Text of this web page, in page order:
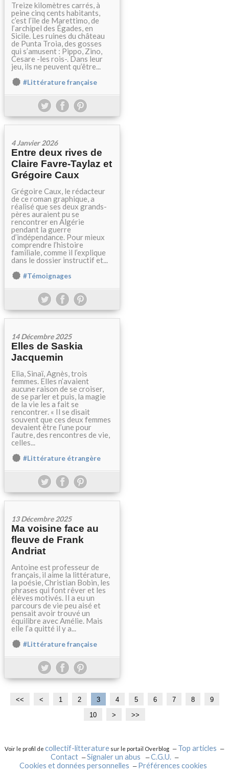
Treize kilomètres carrés, à
peine cinq cents habitants,
c’est l’île de Marettimo, de
l’archipel des Égades, en
Sicile. Les ruines du château
de Punta Troia, des gosses
qui s’amusent : Pippo, Zino,
Cesare -les rois-. Dans leur
jeu, ils ne peuvent qu’être...
#Littérature française
4 Janvier 2026
Entre deux rives de
Claire Favre-Taylaz et
Grégoire Caux
Grégoire Caux, le rédacteur
de ce roman graphique, a
réalisé que ses deux grands-
pères auraient pu se
rencontrer en Algérie
pendant la guerre
d’indépendance. Pour mieux
comprendre l’histoire
familiale, comme il l’explique
dans le dossier instructif et...
#Témoignages
14 Décembre 2025
Elles de Saskia
Jacquemin
Elia, Sinaï, Agnès, trois
femmes. Elles n’avaient
aucune raison de se croiser,
de se parler et puis, la magie
de la vie les a fait se
rencontrer. « Il se disait
souvent que ces deux femmes
devaient être l’une pour
l’autre, des rencontres de vie,
celles...
#Littérature étrangère
13 Décembre 2025
Ma voisine face au
fleuve de Frank
Andriat
Antoine est professeur de
français, il aime la littérature,
la poésie, Christian Bobin, les
phrases qui font rêver et les
élèves motivés. Il a eu un
parcours de vie peu aisé et
pensait avoir trouvé un
équilibre avec Amélie. Mais
elle l’a quitté il y a...
#Littérature française
<< < 1 2 3 4 5 6 7 8
9
10
2
3
4
5
> >>
Voir le profil de collectif-litterature sur le portail Overblog
Top articles
Contact
Signaler un abus
C.G.U.
Cookies et données personnelles
Préférences cookies